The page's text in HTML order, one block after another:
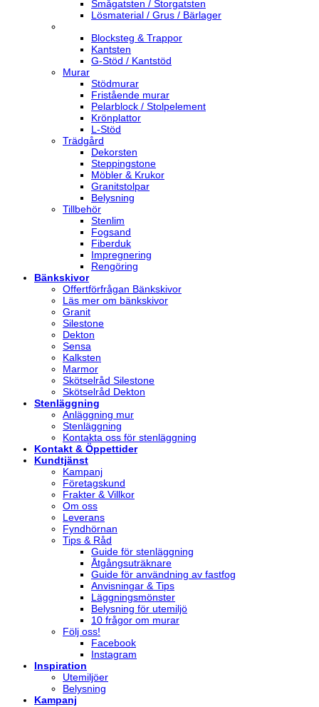
Smågatsten / Storgatsten
Lösmaterial / Grus / Bärlager
Blocksteg & Trappor
Kantsten
G-Stöd / Kantstöd
Murar
Stödmurar
Fristående murar
Pelarblock / Stolpelement
Krönplattor
L-Stöd
Trädgård
Dekorsten
Steppingstone
Möbler & Krukor
Granitstolpar
Belysning
Tillbehör
Stenlim
Fogsand
Fiberduk
Impregnering
Rengöring
Bänkskivor
Offertförfrågan Bänkskivor
Läs mer om bänkskivor
Granit
Silestone
Dekton
Sensa
Kalksten
Marmor
Skötselråd Silestone
Skötselråd Dekton
Stenläggning
Anläggning mur
Stenläggning
Kontakta oss för stenläggning
Kontakt & Öppettider
Kundtjänst
Kampanj
Företagskund
Frakter & Villkor
Om oss
Leverans
Fyndhörnan
Tips & Råd
Guide för stenläggning
Åtgångsuträknare
Guide för användning av fastfog
Anvisningar & Tips
Läggningsmönster
Belysning för utemiljö
10 frågor om murar
Följ oss!
Facebook
Instagram
Inspiration
Utemiljöer
Belysning
Kampanj